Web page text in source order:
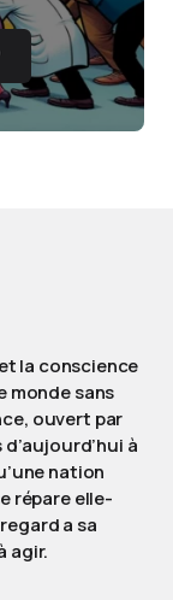
la conscience
monde sans
ouvert par
à
nation
répare elle-
a sa
agir.